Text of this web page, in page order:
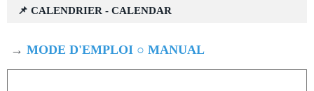
📌 CALENDRIER - CALENDAR
→ MODE D'EMPLOI ○ MANUAL